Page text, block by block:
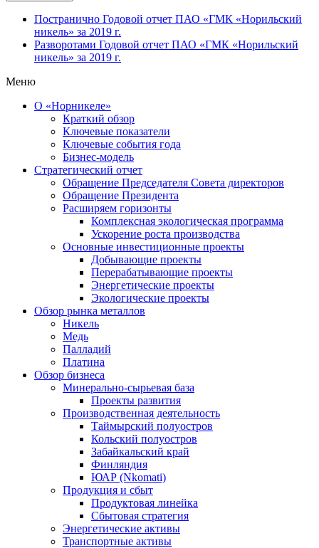
Постранично Годовой отчет ПАО «ГМК «Норильский
никель» за 2019 г.
Разворотами Годовой отчет ПАО «ГМК «Норильский
никель» за 2019 г.
Меню
О «Норникеле»
Краткий обзор
Ключевые показатели
Ключевые события года
Бизнес-модель
Стратегический отчет
Обращение Председателя Совета директоров
Обращение Президента
Расширяем горизонты
Комплексная экологическая программа
Ускорение роста производства
Основные инвестиционные проекты
Добывающие проекты
Перерабатывающие проекты
Энергетические проекты
Экологические проекты
Обзор рынка металлов
Никель
Медь
Палладий
Платина
Обзор бизнеса
Минерально-сырьевая база
Проекты развития
Производственная деятельность
Таймырский полуостров
Кольский полуостров
Забайкальский край
Финляндия
ЮАР (Nkomati)
Продукция и сбыт
Продуктовая линейка
Сбытовая стратегия
Энергетические активы
Транспортные активы